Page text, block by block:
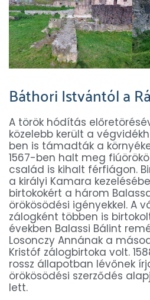
Báthori Istvántól a
A török hódítás
közelebb került a
ben is támadták a
1567-ben halt meg
család is kihalt férfiágon.
a királyi Kamara
birtokokért a három
örökösödési igényekkel. A
zálogként többen is
években Balassi Bálint
Losonczy Annának a
Kristóf zálogbirtoka volt.
rossz állapotban lévőnek
örökösödési szerződés
lett.